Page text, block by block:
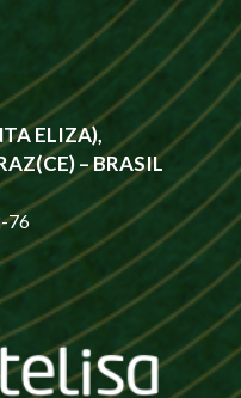
ELIZA),
– BRASIL
76